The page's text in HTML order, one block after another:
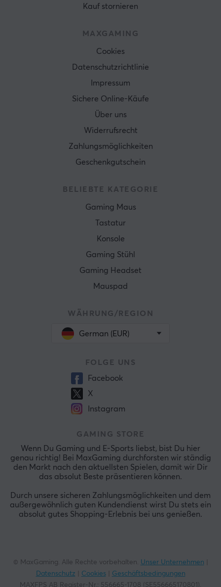
Kauf stornieren
MAXGAMING
Cookies
Datenschutzrichtlinie
Impressum
Sichere Online-Käufe
Über uns
Widerrufsrecht
Zahlungsmöglichkeiten
Geschenkgutschein
BELIEBTE KATEGORIE
Gaming Maus
Tastatur
Konsole
Gaming Stühl
Gaming Headset
Mauspad
WÄHRUNG/REGION
German (EUR)
FOLGE UNS
Facebook
X
Instagram
GAMING STORE
Wenn Du Gaming und E-Sports liebst, bist Du hier
genau richtig! Bei MaxGaming durchforsten wir ständig
den Markt nach den aktuellsten Spielen, damit wir Dir
das absolut Beste präsentieren können.
Durch unsere sicheren Zahlungsmöglichkeiten und dem
außergewöhnlich guten Kundendienst wirst Du stets ein
absolut gutes Shopping-Erlebnis bei uns genießen.
© MaxGaming. Alle Rechte vorbehalten. Unser Unternehmen
Datenschutz
Cookies|
Geschäftsbedingungen
MAXFPS AB Register-Nr.: 556665-1708 (SE556665170801).